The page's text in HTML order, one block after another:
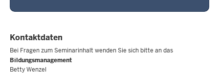
Kontaktdaten
Bei Fragen zum Seminarinhalt wenden Sie sich bitte an das
Bildungsmanagement
Betty Wenzel